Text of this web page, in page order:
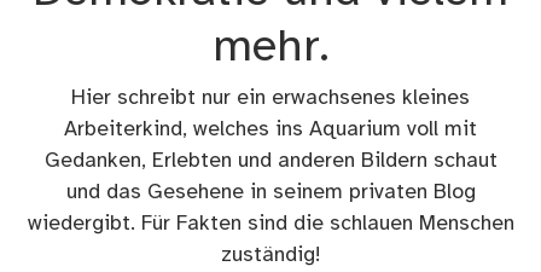
mehr.
Hier schreibt nur ein erwachsenes kleines
Arbeiterkind, welches ins Aquarium voll mit
Gedanken, Erlebten und anderen Bildern schaut
und das Gesehene in seinem privaten Blog
wiedergibt. Für Fakten sind die schlauen Menschen
zuständig!